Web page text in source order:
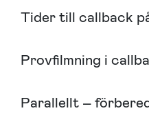
Tider till callback
Provfilmning i
Parallellt –